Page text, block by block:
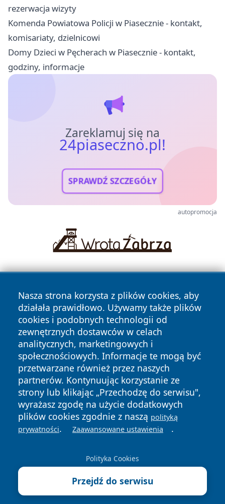
rezerwacja wizyty
Komenda Powiatowa Policji w Piasecznie - kontakt,
komisariaty, dzielnicowi
Domy Dzieci w Pęcherach w Piasecznie - kontakt,
godziny, informacje
Zareklamuj się na
24piaseczno.pl!
SPRAWDŹ SZCZEGÓŁY
autopromocja
Nasza strona korzysta z plików cookies, aby
działała prawidłowo. Używamy także plików
cookies i podobnych technologii od
zewnętrznych dostawców w celach
analitycznych, marketingowych i
społecznościowych. Informacje te mogą być
przetwarzane również przez naszych
partnerów. Kontynuując korzystanie ze
strony lub klikając „Przechodzę do serwisu",
wyrażasz zgodę na użycie dodatkowych
plików cookies zgodnie z naszą polityką
prywatności. Zaawansowane ustawienia .
Polityka Cookies
Przejdź do serwisu
Copyright © 2026 24piaseczno.pl Wszystkie prawa
zastrzeżone.
News Autorzy
Polityka
Prywatności
Polityka
Cookies